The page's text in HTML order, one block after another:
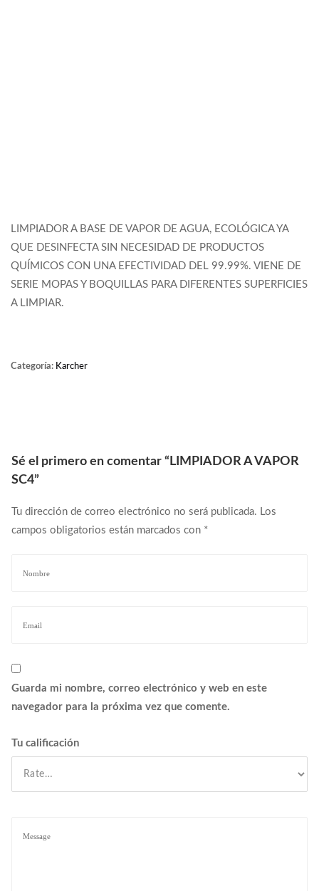
LIMPIADOR A BASE DE VAPOR DE AGUA, ECOLÓGICA YA
QUE DESINFECTA SIN NECESIDAD DE PRODUCTOS
QUÍMICOS CON UNA EFECTIVIDAD DEL 99.99%. VIENE DE
SERIE MOPAS Y BOQUILLAS PARA DIFERENTES SUPERFICIES
A LIMPIAR.
Categoría: Karcher
Sé el primero en comentar “LIMPIADOR A VAPOR
SC4”
Tu dirección de correo electrónico no será publicada. Los
campos obligatorios están marcados con *
Guarda mi nombre, correo electrónico y web en este
navegador para la próxima vez que comente.
Tu calificación